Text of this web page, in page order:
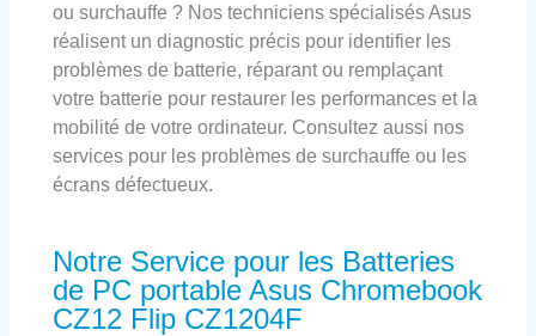
ou surchauffe ? Nos techniciens spécialisés Asus
réalisent un diagnostic précis pour identifier les
problèmes de batterie, réparant ou remplaçant
votre batterie pour restaurer les performances et la
mobilité de votre ordinateur. Consultez aussi nos
services pour les problèmes de surchauffe ou les
écrans défectueux.
Notre Service pour les Batteries
de PC portable Asus Chromebook
CZ12 Flip CZ1204F